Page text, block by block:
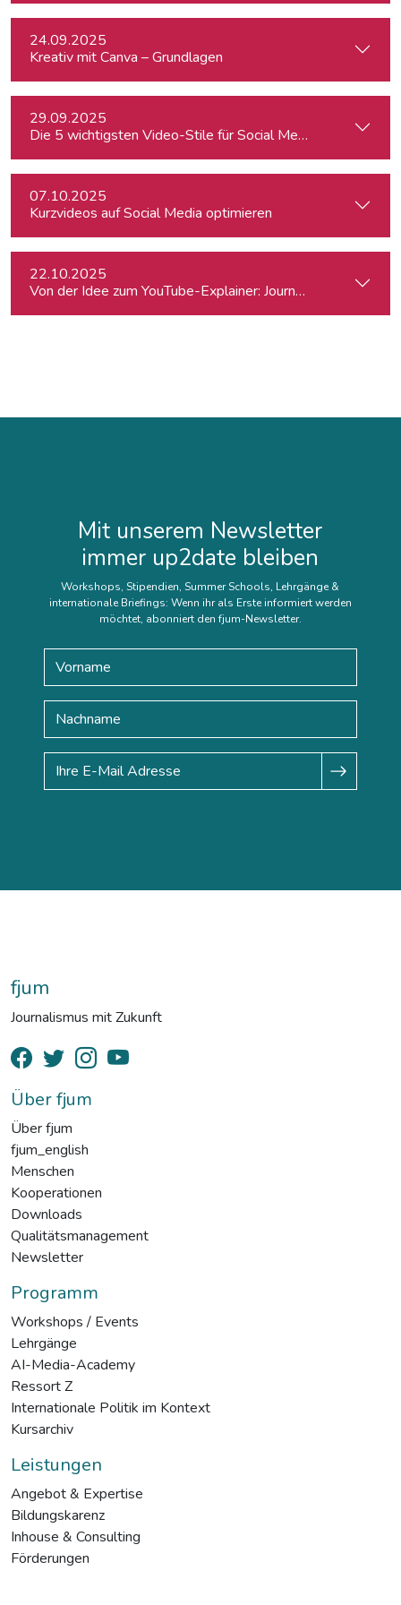
24.09.2025
Kreativ mit Canva – Grundlagen
29.09.2025
Die 5 wichtigsten Video-Stile für Social Media - Linz
07.10.2025
Kurzvideos auf Social Media optimieren
22.10.2025
Von der Idee zum YouTube-Explainer: Journalistische
Mit unserem Newsletter
immer up2date bleiben
Workshops, Stipendien, Summer Schools, Lehrgänge &
internationale Briefings: Wenn ihr als Erste informiert werden
möchtet, abonniert den fjum-Newsletter.
fjum
Journalismus mit Zukunft
Über fjum
Über fjum
fjum_english
Menschen
Kooperationen
Downloads
Qualitätsmanagement
Newsletter
Programm
Workshops / Events
Lehrgänge
AI-Media-Academy
Ressort Z
Internationale Politik im Kontext
Kursarchiv
Leistungen
Angebot & Expertise
Bildungskarenz
Inhouse & Consulting
Förderungen